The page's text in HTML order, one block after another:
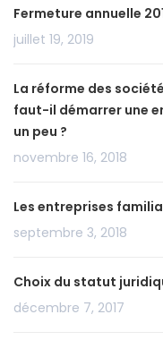
Fermeture annuelle
juillet 19, 2019
La réforme des
faut-il démarrer une
un peu ?
novembre 16, 2018
Les entreprises
septembre 3, 2018
Choix du statut
décembre 7, 2017